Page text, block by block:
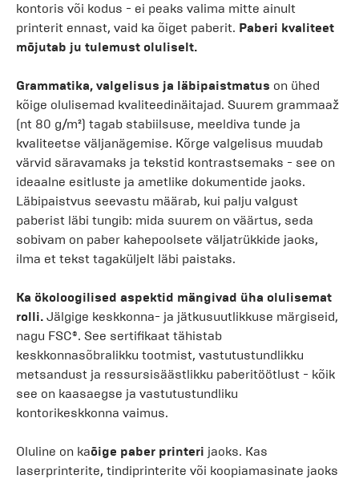
kontoris või kodus - ei peaks valima mitte ainult
printerit ennast, vaid ka õiget paberit. Paberi kvaliteet
mõjutab ju tulemust oluliselt.
Grammatika, valgelisus ja läbipaistmatus on ühed
kõige olulisemad kvaliteedinäitajad. Suurem grammaaž
(nt 80 g/m²) tagab stabiilsuse, meeldiva tunde ja
kvaliteetse väljanägemise. Kõrge valgelisus muudab
värvid säravamaks ja tekstid kontrastsemaks - see on
ideaalne esitluste ja ametlike dokumentide jaoks.
Läbipaistvus seevastu määrab, kui palju valgust
paberist läbi tungib: mida suurem on väärtus, seda
sobivam on paber kahepoolsete väljatrükkide jaoks,
ilma et tekst tagaküljelt läbi paistaks.
Ka ökoloogilised aspektid mängivad üha olulisemat
rolli. Jälgige keskkonna- ja jätkusuutlikkuse märgiseid,
nagu FSC®. See sertifikaat tähistab
keskkonnasõbralikku tootmist, vastutustundlikku
metsandust ja ressursisäästlikku paberitöötlust - kõik
see on kaasaegse ja vastutustundliku
kontorikeskkonna vaimus.
Oluline on kaõige paber printeri jaoks. Kas
laserprinterite, tindiprinterite või koopiamasinate jaoks